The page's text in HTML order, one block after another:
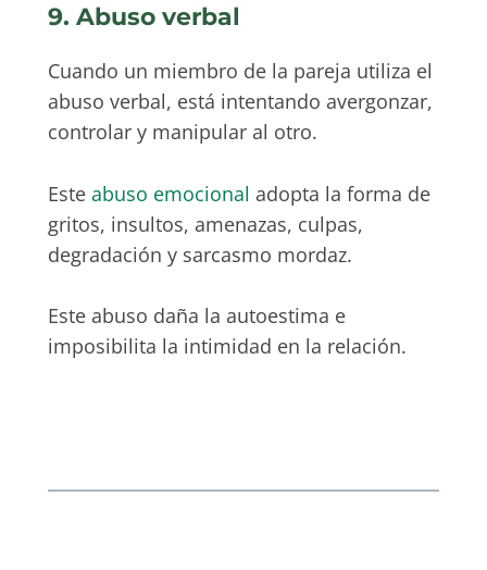
9. Abuso verbal
Cuando un miembro de la pareja utiliza el
abuso verbal, está intentando avergonzar,
controlar y manipular al otro.
Este abuso emocional adopta la forma de
gritos, insultos, amenazas, culpas,
degradación y sarcasmo mordaz.
Este abuso daña la autoestima e
imposibilita la intimidad en la relación.